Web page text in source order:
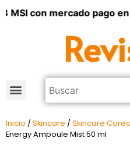
con mercado pago en
Inicio / Skincare / Skincare
Energy Ampoule Mist 50 ml